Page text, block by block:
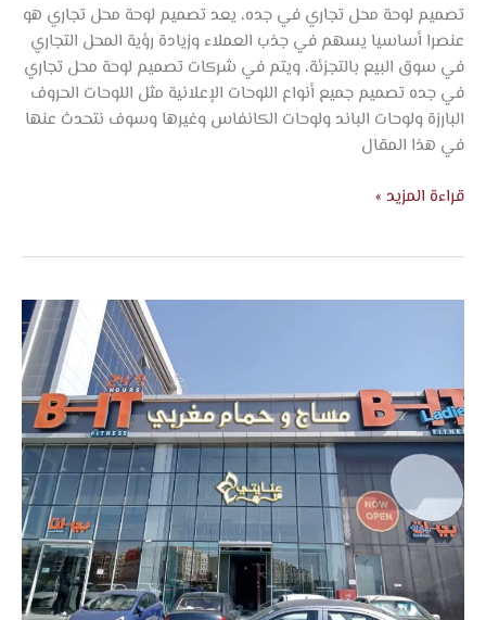
تصميم لوحة محل تجاري في جده، يعد تصميم لوحة محل تجاري هو
عنصرا أساسيا يسهم في جذب العملاء وزيادة رؤية المحل التجاري
في سوق البيع بالتجزئة، ويتم في شركات تصميم لوحة محل تجاري
في جده تصميم جميع أنواع اللوحات الإعلانية مثل اللوحات الحروف
البارزة ولوحات الباند ولوحات الكانفاس وغيرها وسوف نتحدث عنها
في هذا المقال
قراءة المزيد »
بجده
–
شركة
اتجاه
الفخامة